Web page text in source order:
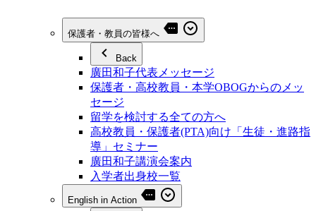
保護者・教員の皆様へ
Back
廣田和子代表メッセージ
保護者・高校教員・本学OBOGからのメッ
セージ
留学を検討する全ての方へ
高校教員・保護者(PTA)向け「生徒・進路指
導」セミナー
廣田和子講演会案内
入学者出身校一覧
English in Action